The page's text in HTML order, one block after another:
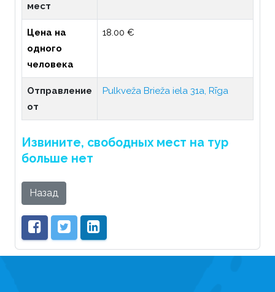
мест
Цена на
одного
человека
18.00 €
Отправление
от
Pulkveža Brieža iela 31a, Rīga
Извините, свободных мест на тур
больше нет
Назад